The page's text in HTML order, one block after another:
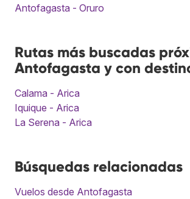
Antofagasta - Oruro
Rutas más buscadas
Antofagasta y con
Calama - Arica
Iquique - Arica
La Serena - Arica
Búsquedas relacionadas
Vuelos desde Antofagasta